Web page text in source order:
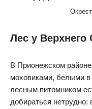
Лес у Верхнего
В Прионежском
моховиками, белыми
лесным питомником
добираться нетрудно: